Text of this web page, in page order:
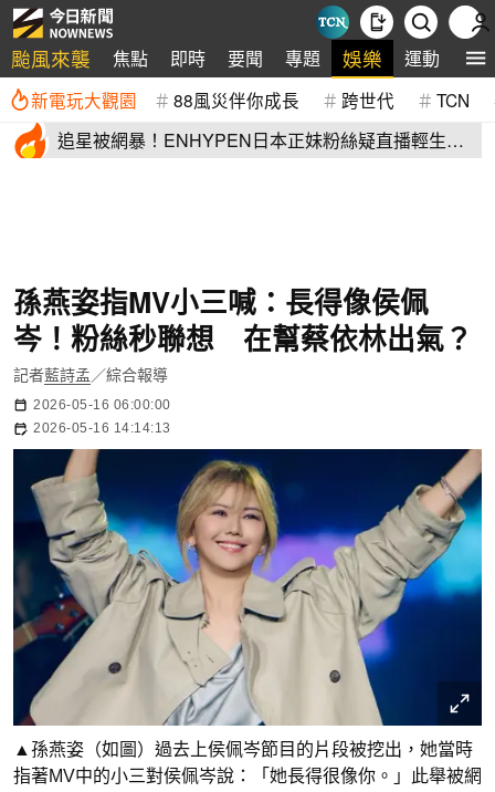
颱風來襲 焦點 即時 要聞 專題 娛樂 運動 全
新電玩大觀園 88風災伴你成長 跨世代 TCN
追星被網暴！ENHYPEN日本正妹粉絲疑直播輕生
孫燕姿指MV小三喊：長得像侯佩
岑！粉絲秒聯想 在幫蔡依林出氣？
記者藍詩孟 ／綜合報導
2026-05-16 06:00:00
2026-05-16 14:14:13
▲孫燕姿（如圖）過去上侯佩岑節目的片段被挖出，她當時
指著MV中的小三對侯佩岑說：「她長得很像你。」此舉被網